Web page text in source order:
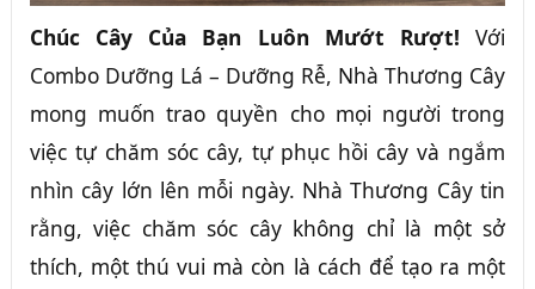
Chúc Cây Của Bạn Luôn Mướt Rượt! Với
Combo Dưỡng Lá – Dưỡng Rễ, Nhà Thương Cây
mong muốn trao quyền cho mọi người trong
việc tự chăm sóc cây, tự phục hồi cây và ngắm
nhìn cây lớn lên mỗi ngày. Nhà Thương Cây tin
rằng, việc chăm sóc cây không chỉ là một sở
thích, một thú vui mà còn là cách để tạo ra một